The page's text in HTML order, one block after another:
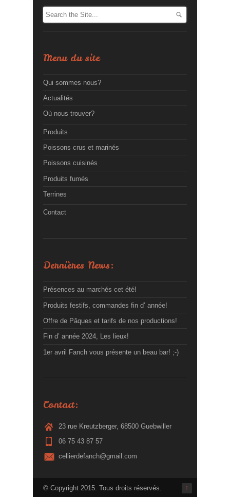
Menu du site
Qui sommes nous?
Actualités
Où nous trouver?
Produits
Poissons crus et marinés
Poissons cuisinés
Produits fumés
Terrines
Contact
Dernières News:
Présences au marchés cet été!
Produits festifs, commandes fin d’ année!
Offre de Pâques et tarifs de nos productions!
Fin d’ année 2024, Les lieux!
1er avril Fanch vous présente un beau bar! ;-)
Contact:
23 rue Kreutzberger, 68500 Guebwiller
06 75 43 87 57
cellierdefanch@gmail.com
↑
© Copyright 2015. Tous droits réservés.